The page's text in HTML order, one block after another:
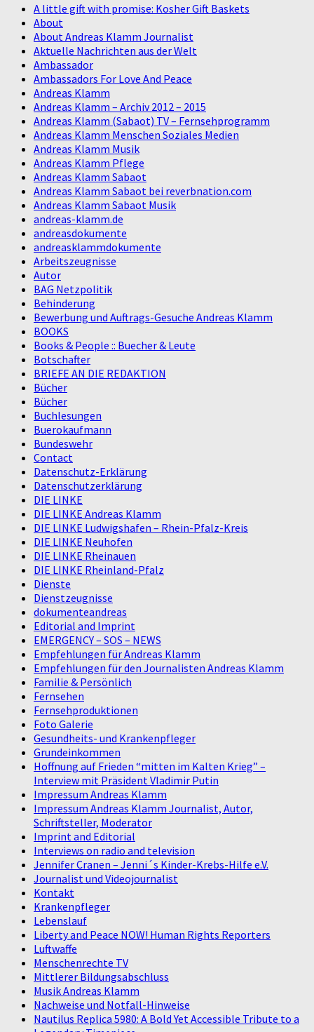
A little gift with promise: Kosher Gift Baskets
About
About Andreas Klamm Journalist
Aktuelle Nachrichten aus der Welt
Ambassador
Ambassadors For Love And Peace
Andreas Klamm
Andreas Klamm – Archiv 2012 – 2015
Andreas Klamm (Sabaot) TV – Fernsehprogramm
Andreas Klamm Menschen Soziales Medien
Andreas Klamm Musik
Andreas Klamm Pflege
Andreas Klamm Sabaot
Andreas Klamm Sabaot bei reverbnation.com
Andreas Klamm Sabaot Musik
andreas-klamm.de
andreasdokumente
andreasklammdokumente
Arbeitszeugnisse
Autor
BAG Netzpolitik
Behinderung
Bewerbung und Auftrags-Gesuche Andreas Klamm
BOOKS
Books & People :: Buecher & Leute
Botschafter
BRIEFE AN DIE REDAKTION
Bücher
Bücher
Buchlesungen
Buerokaufmann
Bundeswehr
Contact
Datenschutz-Erklärung
Datenschutzerklärung
DIE LINKE
DIE LINKE Andreas Klamm
DIE LINKE Ludwigshafen – Rhein-Pfalz-Kreis
DIE LINKE Neuhofen
DIE LINKE Rheinauen
DIE LINKE Rheinland-Pfalz
Dienste
Dienstzeugnisse
dokumenteandreas
Editorial and Imprint
EMERGENCY – SOS – NEWS
Empfehlungen für Andreas Klamm
Empfehlungen für den Journalisten Andreas Klamm
Familie & Persönlich
Fernsehen
Fernsehproduktionen
Foto Galerie
Gesundheits- und Krankenpfleger
Grundeinkommen
Hoffnung auf Frieden “mitten im Kalten Krieg” –
Interview mit Präsident Vladimir Putin
Impressum Andreas Klamm
Impressum Andreas Klamm Journalist, Autor,
Schriftsteller, Moderator
Imprint and Editorial
Interviews on radio and television
Jennifer Cranen – Jenni´s Kinder-Krebs-Hilfe e.V.
Journalist und Videojournalist
Kontakt
Krankenpfleger
Lebenslauf
Liberty and Peace NOW! Human Rights Reporters
Luftwaffe
Menschenrechte TV
Mittlerer Bildungsabschluss
Musik Andreas Klamm
Nachweise und Notfall-Hinweise
Nautilus Replica 5980: A Bold Yet Accessible Tribute to a